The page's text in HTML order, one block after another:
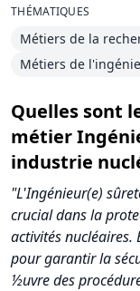
THÉMATIQUES
Métiers de la
Métiers de
Quelles sont
métier
industrie
"L'Ingénieur(e)
crucial dans la
activités nucléaires.
pour garantir la
½uvre des